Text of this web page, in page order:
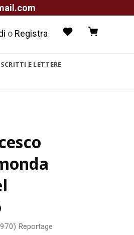
o Registra
E LETTERE
Reportage